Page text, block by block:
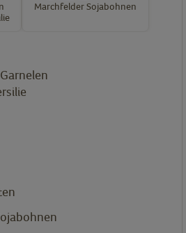
Marchfelder Sojabohnen